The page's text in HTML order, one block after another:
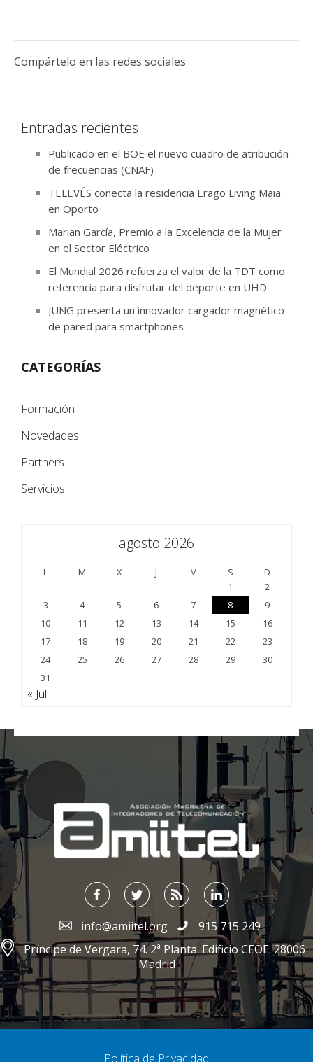
Compártelo en las redes sociales
Entradas recientes
Publicado en el BOE el nuevo cuadro de atribución
de frecuencias (CNAF)
TELEVÉS conecta la residencia Erago Living Maia
en Oporto
Marian García, Premio a la Excelencia de la Mujer
en el Sector Eléctrico
El Mundial 2026 refuerza el valor de la TDT como
referencia para disfrutar del deporte en UHD
JUNG presenta un innovador cargador magnético
de pared para smartphones
CATEGORÍAS
Formación
Novedades
Partners
Servicios
agosto 2026
L M X J V S
D
1
2
3
4 5 6 7 8
9
10
11 12 13 14 15
16
17
18 19 20 21 22
23
24
25 26 27 28 29
30
31
« Jul
;
info@amiitel.org
915 715 249
Príncipe de Vergara, 74. 2ª Planta. Edificio CEOE. 28006
Madrid
Política de Privacidad